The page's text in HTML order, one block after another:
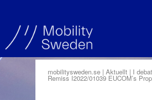
mobilitysweden.se Aktuellt I
Remiss I2022/01039 EUCOM’s